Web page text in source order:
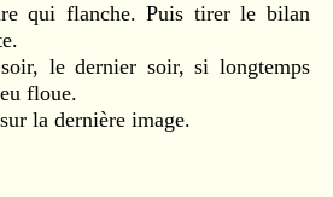
qui flanche. Puis tirer le bilan
le dernier soir, si longtemps
floue.
la dernière image.